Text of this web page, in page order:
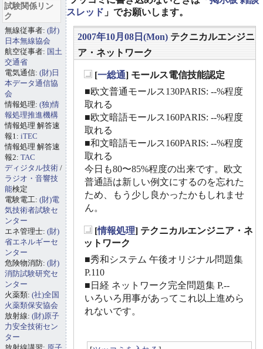
スレッド 」でお願いします。
2007年10月08日(Mon) テクニカルエンジニ
ア・ネットワーク
[一総通] モールス電信技能認定
■欧文普通モールス130PARIS: --%程度
取れる
■欧文暗語モールス160PARIS: --%程度
取れる
■和文暗語モールス160PARIS: --%程度
取れる
今日も80〜85%程度の出来です。欧文
普通語は新しい例文にするのを忘れた
ため、もう少し良かったかもしれませ
ん。
[情報処理] テクニカルエンジニア・ネ
ットワーク
■秀和システム 午後オリジナル問題集
P.110
■日経 ネットワーク完全問題集 P.--
いろいろ用事があってこれ以上進めら
れないです。
試験関係リン
ク
無線従事者: (財)
日本無線協会
航空従事者: 国土
交通省
電気通信: (財)日
本データ通信協
会
情報処理: (独)情
報処理推進機構
情報処理 解答速
報1: iTEC
情報処理 解答速
報2: TAC
ディジタル技術 /
ラジオ・音響技
能検定
電験電工: (財)電
気技術者試験セ
ンター
エネ管理士: (財)
省エネルギーセ
ンター
危険物消防: (財)
消防試験研究セ
ンター
火薬類: (社)全国
火薬類保安協会
放射線: (財)原子
力安全技術セン
ター